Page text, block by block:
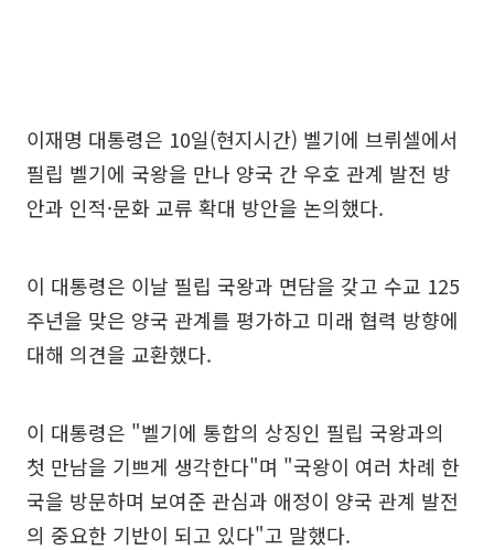
이재명 대통령은 10일(현지시간) 벨기에 브뤼셀에서
필립 벨기에 국왕을 만나 양국 간 우호 관계 발전 방
안과 인적·문화 교류 확대 방안을 논의했다.
이 대통령은 이날 필립 국왕과 면담을 갖고 수교 125
주년을 맞은 양국 관계를 평가하고 미래 협력 방향에
대해 의견을 교환했다.
이 대통령은 "벨기에 통합의 상징인 필립 국왕과의
첫 만남을 기쁘게 생각한다"며 "국왕이 여러 차례 한
국을 방문하며 보여준 관심과 애정이 양국 관계 발전
의 중요한 기반이 되고 있다"고 말했다.